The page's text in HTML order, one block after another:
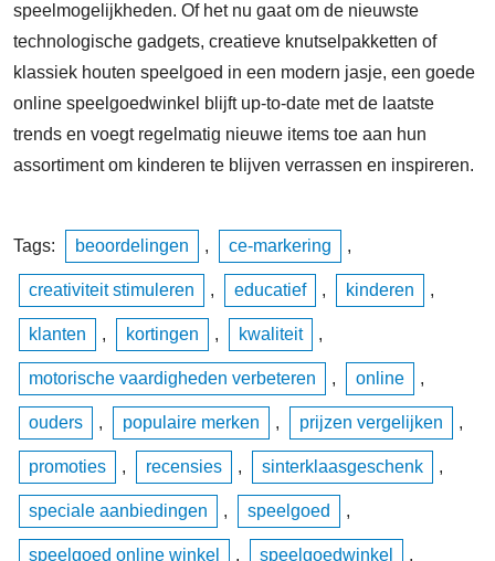
speelmogelijkheden. Of het nu gaat om de nieuwste
technologische gadgets, creatieve knutselpakketten of
klassiek houten speelgoed in een modern jasje, een goede
online speelgoedwinkel blijft up-to-date met de laatste
trends en voegt regelmatig nieuwe items toe aan hun
assortiment om kinderen te blijven verrassen en inspireren.
Tags: beoordelingen , ce-markering ,
creativiteit stimuleren , educatief , kinderen ,
klanten , kortingen , kwaliteit ,
motorische vaardigheden verbeteren , online ,
ouders , populaire merken , prijzen vergelijken ,
promoties , recensies , sinterklaasgeschenk ,
speciale aanbiedingen , speelgoed ,
speelgoed online winkel , speelgoedwinkel ,